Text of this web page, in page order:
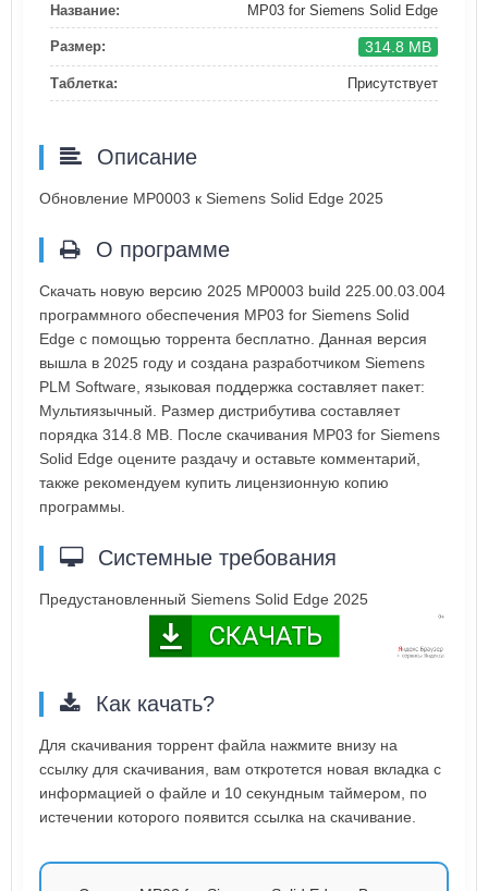
Название: MP03 for Siemens Solid Edge
Размер: 314.8 MB
Таблетка: Присутствует
Описание
Обновление МР0003 к Siemens Solid Edge 2025
О программе
Скачать новую версию 2025 MP0003 build 225.00.03.004
программного обеспечения MP03 for Siemens Solid
Edge с помощью торрента бесплатно. Данная версия
вышла в 2025 году и создана разработчиком Siemens
PLM Software, языковая поддержка составляет пакет:
Мультиязычный. Размер дистрибутива составляет
порядка 314.8 MB. После скачивания MP03 for Siemens
Solid Edge оцените раздачу и оставьте комментарий,
также рекомендуем купить лицензионную копию
программы.
Системные требования
Предустановленный Siemens Solid Edge 2025
Как качать?
Для скачивания торрент файла нажмите внизу на
ссылку для скачивания, вам откротется новая вкладка с
информацией о файле и 10 секундным таймером, по
истечении которого появится ссылка на скачивание.